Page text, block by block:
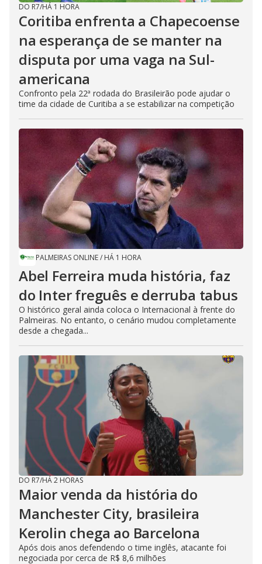
DO R7/HÁ 1 HORA
Coritiba enfrenta a Chapecoense
na esperança de se manter na
disputa por uma vaga na Sul-
americana
Confronto pela 22ª rodada do Brasileirão pode ajudar o
time da cidade de Curitiba a se estabilizar na competição
PALMEIRAS ONLINE/ HÁ 1 HORA
Abel Ferreira muda história, faz
do Inter freguês e derruba tabus
O histórico geral ainda coloca o Internacional à frente do
Palmeiras. No entanto, o cenário mudou completamente
desde a chegada...
DO R7/HÁ 2 HORAS
Maior venda da história do
Manchester City, brasileira
Kerolin chega ao Barcelona
Após dois anos defendendo o time inglês, atacante foi
negociada por cerca de R$ 8,6 milhões